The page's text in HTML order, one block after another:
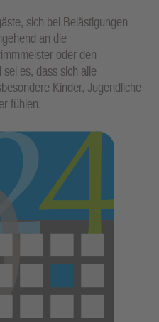
sich bei Belästigungen
an die
oder den
es, dass sich alle
Kinder, Jugendliche
fühlen.